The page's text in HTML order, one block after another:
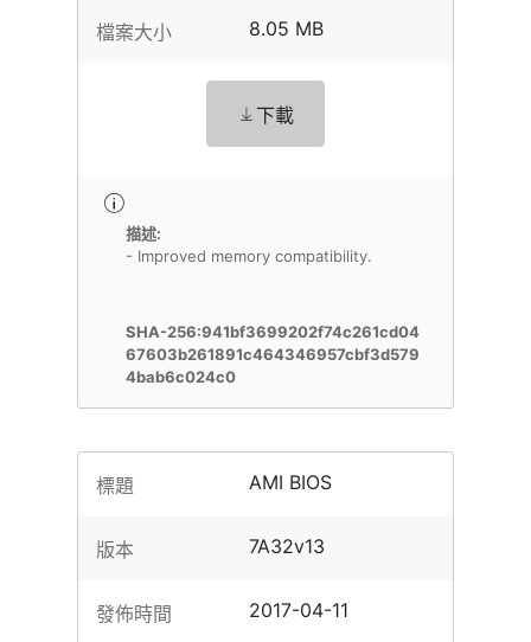
檔案大小 8.05 MB
下載
描述:
- Improved memory compatibility.
SHA-256:941bf3699202f74c261cd04
67603b261891c464346957cbf3d579
4bab6c024c0
標題 AMI BIOS
版本 7A32v13
發佈時間 2017-04-11